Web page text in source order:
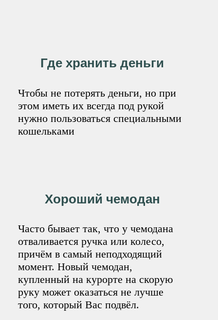
Где хранить деньги
Чтобы не потерять деньги, но при
этом иметь их всегда под рукой
нужно пользоваться специальными
кошельками
Хороший чемодан
Часто бывает так, что у чемодана
отваливается ручка или колесо,
причём в самый неподходящий
момент. Новый чемодан,
купленный на курорте на скорую
руку может оказаться не лучше
того, который Вас подвёл.